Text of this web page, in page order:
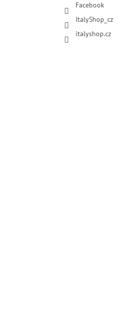
Facebook
ItalyShop_cz
italyshop.cz